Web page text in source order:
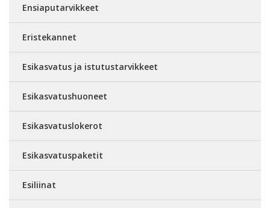
Ensiaputarvikkeet
Eristekannet
Esikasvatus ja istutustarvikkeet
Esikasvatushuoneet
Esikasvatuslokerot
Esikasvatuspaketit
Esiliinat